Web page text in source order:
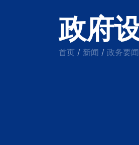
政府
首页 / 新闻 / 政务要闻